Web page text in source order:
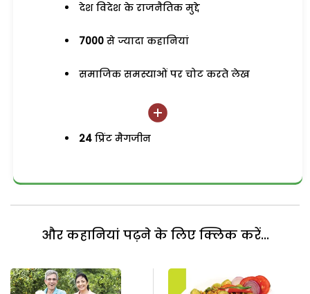
देश विदेश के राजनैतिक मुद्दे
7000 से ज्यादा कहानियां
समाजिक समस्याओं पर चोट करते लेख
24 प्रिंट मैगजीन
और कहानियां पढ़ने के लिए क्लिक करें...